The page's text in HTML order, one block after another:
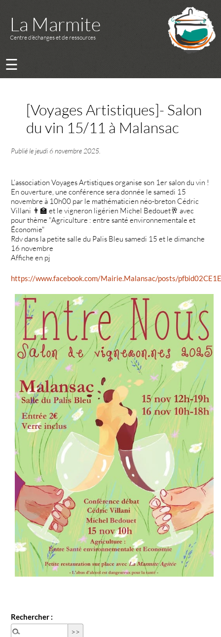
La Marmite
Centre d’échanges et de ressources
☰
[Voyages Artistiques]- Salon
du vin 15/11 à Malansac
Publié le jeudi 6 novembre 2025
L’association Voyages Artistiques organise son 1er salon du vin !
En ouverture, une conférence sera donnée le samedi 15
novembre à 10h00 par le mathématicien néo-breton Cédric
Villani 👨‍🏫 et le vigneron ligérien Michel Bedouet🥂 avec
pour thème "Agriculture : entre santé environnementale et
Économie"
Rdv dans la petite salle du Palis Bleu samedi 15 et le dimanche
16 novembre
Affiche en pj
https://www.facebook.com/Mairie.Malansac/posts/
Rechercher :